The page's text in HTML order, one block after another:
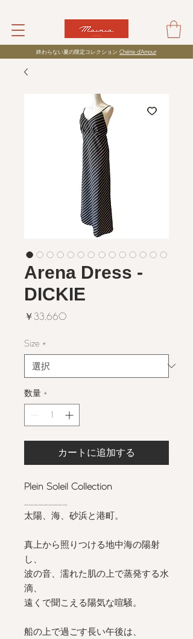
​終わらない夏の限定コレクション Chérie d’Amour
Arena Dress -
DICKIE
￥33,660
Size *
数量 *
カートに追加する
Plein Soleil Collection
太陽、海、砂浜と港町。
真上から照りつける地中海の陽射
し、
波の音、濡れた肌の上で蒸発する水
滴、
遠くで聞こえる陽気な喧騒。
船の上で過ごす長い午後は、